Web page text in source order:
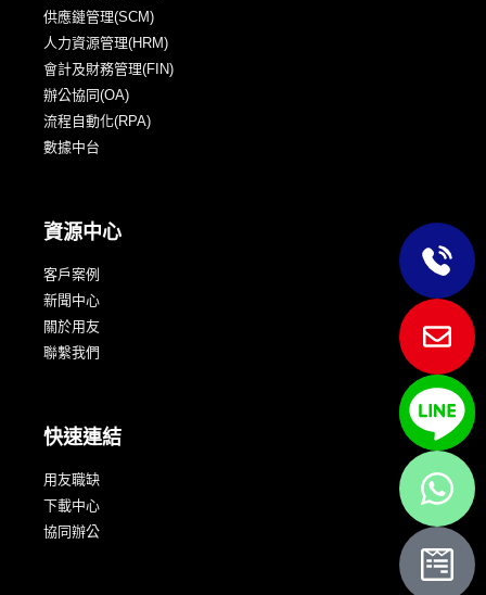
供應鏈管理(SCM)
人力資源管理(HRM)
會計及財務管理(FIN)
辦公協同(OA)
流程自動化(RPA)
數據中台
資源中心
客戶案例
新聞中心
關於用友
聯繫我們
快速連結
用友職缺
下載中心
協同辦公